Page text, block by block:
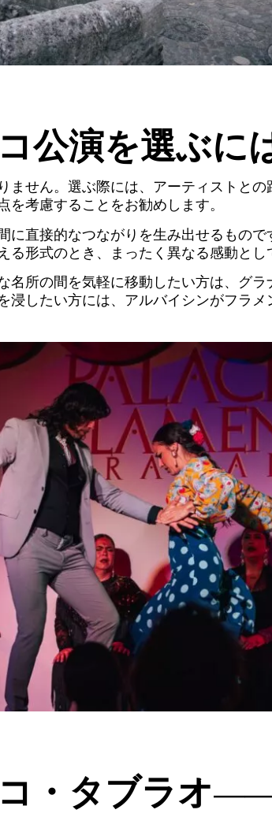
公演を選ぶに
せん。選ぶ際には、アーティストと
考慮することをお勧めします。
直接的なつながりを生み出せるもの
形式のとき、まったく異なる感動とし
所の間を気軽に移動したい方は、グ
したい方には、アルバイシンがフラ
・タブラオ